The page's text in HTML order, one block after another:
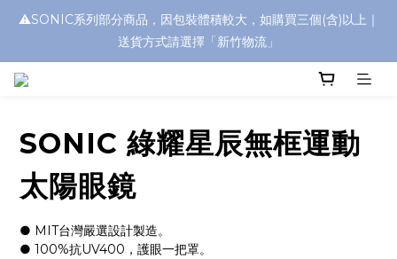
浮水太陽眼鏡🌊 全面升級新上市🎉
⚠️SONIC系列部分商品，因包裝體積較大，如購買三個(含)以上｜
送貨方式請選擇「新竹物流」
SONIC 綠耀星辰無框運動
太陽眼鏡
● MIT台灣嚴選設計製造。
● 100%抗UV400，護眼一把罩。